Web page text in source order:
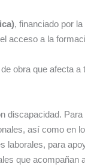
, financiado por
acceso a la
obra que afecta a
así como en
laborales, para
que acompañan